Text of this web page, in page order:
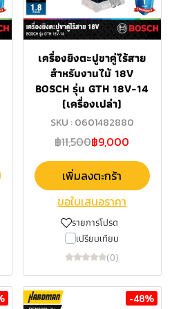
เครื่องยิงตะปูขาคู่ไร้สาย
สำหรับงานไม้ 18V
BOSCH รุ่น GTH 18V-14
(เครื่องเปล่า)
SKU : 0601482880
฿11,500฿9,000
เพิ่มลงตะกร้า
ขอใบเสนอราคา
รายการโปรด
เปรียบเทียบ
(0)
-48%